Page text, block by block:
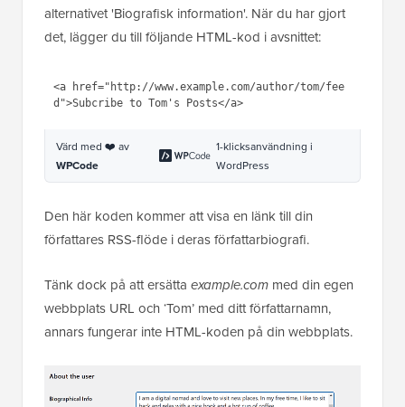
alternativet 'Biografisk information'. När du har gjort
det, lägger du till följande HTML-kod i avsnittet:
<a href="http://www.example.com/author/tom/fee
d">Subcribe to Tom's Posts</a>
Värd med ❤️ av
WPCode
1-klicksanvändning i
WordPress
Den här koden kommer att visa en länk till din
författares RSS-flöde i deras författarbiografi.
Tänk dock på att ersätta example.com med din egen
webbplats URL och ‘Tom’ med ditt författarnamn,
annars fungerar inte HTML-koden på din webbplats.